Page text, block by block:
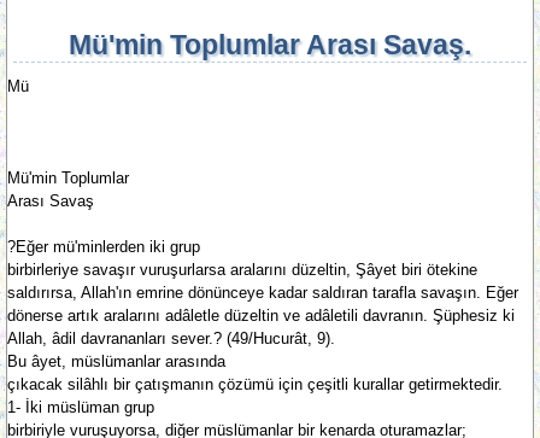
Mü'min Toplumlar Arası Savaş.
Mü
Mü'min Toplumlar
Arası Savaş
?Eğer mü'minlerden iki grup
birbirleriye savaşır vuruşurlarsa aralarını düzeltin, Şâyet biri ötekine
saldırırsa, Allah'ın emrine dönünceye kadar saldıran tarafla savaşın. Eğer
dönerse artık aralarını adâletle düzeltin ve adâletili davranın. Şüphesiz ki
Allah, âdil davrananları sever.? (49/Hucurât, 9).
Bu âyet, müslümanlar arasında
çıkacak silâhlı bir çatışmanın çözümü için çeşitli kurallar getirmektedir.
1- İki müslüman grup
birbiriyle vuruşuyorsa, diğer müslümanlar bir kenarda oturamazlar;